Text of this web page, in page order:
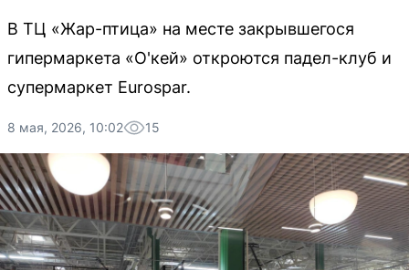
В ТЦ «Жар-птица» на месте закрывшегося
гипермаркета «О'кей» откроются падел-клуб и
супермаркет Eurospar.
8 мая, 2026, 10:02 15